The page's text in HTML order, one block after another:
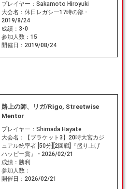
プレイヤー： Sakamoto Hiroyuki
大会名： 休日レガシー17時の部 -
2019/8/24
成績： 3-0
参加人数： 15
開催日： 2019/08/24
路上の師、リガ/Rigo, Streetwise
Mentor
プレイヤー： Shimada Hayate
大会名：
【ブラケット3】20時大宮カジ
ュアル統率者 [50分][2回戦]『盛り上げ
ハッピー賞』 - 2026/02/21
成績： 勝利
参加人数：
開催日： 2026/02/21